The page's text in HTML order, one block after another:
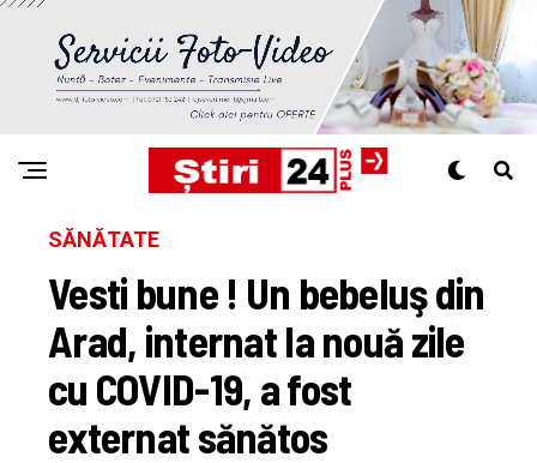
SĂNĂTATE
Vesti bune ! Un bebeluş din
Arad, internat la nouă zile
cu COVID-19, a fost
externat sănătos